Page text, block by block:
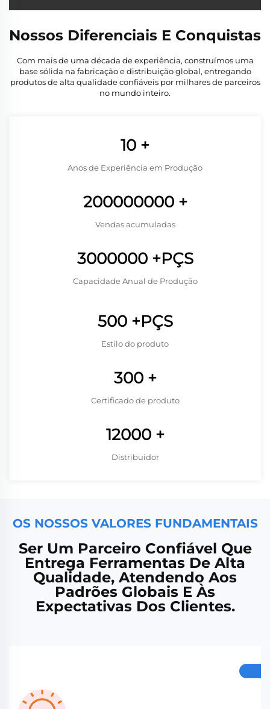
Nossos Diferenciais E Conquistas
Com mais de uma década de experiência, construímos uma
base sólida na fabricação e distribuição global, entregando
produtos de alta qualidade confiáveis por milhares de parceiros
no mundo inteiro.
10 +
Anos de Experiência em Produção
200000000+
Vendas acumuladas
3000000+PÇS
Capacidade Anual de Produção
500+PÇS
Estilo do produto
300+
Certificado de produto
12000+
Distribuidor
OS NOSSOS VALORES FUNDAMENTAIS
Ser Um Parceiro Confiável Que
Entrega Ferramentas De Alta
Qualidade, Atendendo Aos
Padrões Globais E Às
Expectativas Dos Clientes.